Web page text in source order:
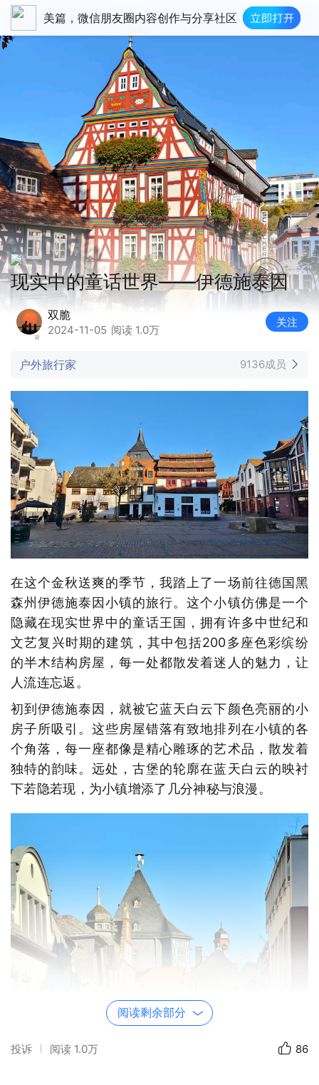
美篇，微信朋友圈内容创作与分享社区
现实中的童话世界——伊德施泰因
双脆
2024-11-05 阅读 1.0万
关注
户外旅行家 9136成员
在这个金秋送爽的季节，我踏上了一场前往德国黑
森州伊德施泰因小镇的旅行。这个小镇仿佛是一个
隐藏在现实世界中的童话王国，拥有许多中世纪和
文艺复兴时期的建筑，其中包括200多座色彩缤纷
的半木结构房屋，每一处都散发着迷人的魅力，让
人流连忘返。
初到伊德施泰因，就被它蓝天白云下颜色亮丽的小
房子所吸引。这些房屋错落有致地排列在小镇的各
个角落，每一座都像是精心雕琢的艺术品，散发着
独特的韵味。远处，古堡的轮廓在蓝天白云的映衬
下若隐若现，为小镇增添了几分神秘与浪漫。
阅读剩余部分
投诉 阅读 1.0万 86